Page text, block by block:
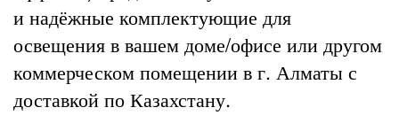
и надёжные комплектующие для
освещения в вашем доме/офисе или другом
коммерческом помещении в г. Алматы с
доставкой по Казахстану.